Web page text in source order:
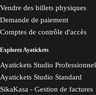
Vendre des billets physiques
Demande de paiement
Comptes de contrôle d'accès
Explorez Ayatickets
Ayatickets Studio Professionnel
Ayatickets Studio Standard
SikaKasa - Gestion de factures